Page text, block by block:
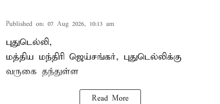
Published on: 07 Aug 2026, 10:13 am
புதுடெல்லி,
மத்திய மந்திரி ஜெய்சங்கர், புதுடெல்லிக்கு
வருகை தந்துள்ள
Read More